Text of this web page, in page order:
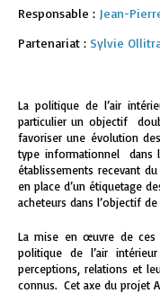
Responsable : Jean-
Partenariat : Sylvie
La politique de l’air
particulier un objectif
favoriser une évolution
type informationnel dans
établissements recevant
en place d’un étiquetage
acheteurs dans l’objectif
La mise en œuvre de ces
politique de l’air
perceptions, relations et
connus. Cet axe du projet